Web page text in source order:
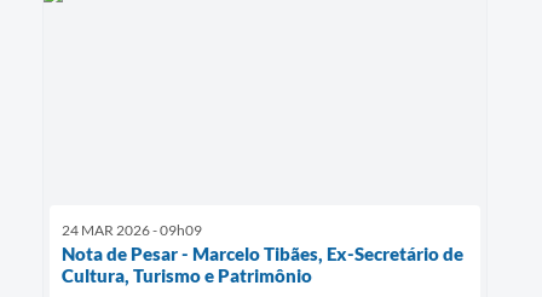
24 MAR 2026 - 09h09
Nota de Pesar - Marcelo Tibães, Ex-Secretário de
Cultura, Turismo e Patrimônio